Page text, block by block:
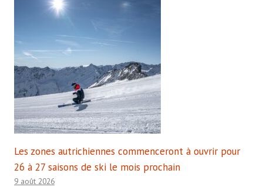
Les zones autrichiennes commenceront à ouvrir pour
26 à 27 saisons de ski le mois prochain
9 août 2026